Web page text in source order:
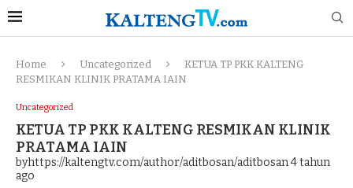
Home Uncategorized
KETUA TP PKK KALTENG
RESMIKAN KLINIK PRATAMA IAIN
Uncategorized
KETUA TP PKK KALTENG RESMIKAN KLINIK
PRATAMA IAIN
byhttps://kaltengtv.com/author/aditbosan/aditbosan4 tahun
ago